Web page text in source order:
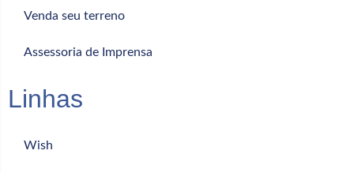
Venda seu terreno
Assessoria de Imprensa
Linhas
Wish